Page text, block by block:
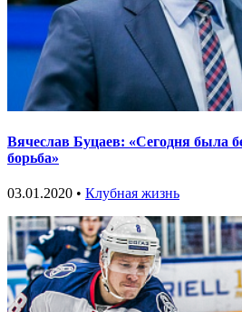
Вячеслав Буцаев: «Сегодня была
борьба»
03.01.2020 • Клубная жизнь